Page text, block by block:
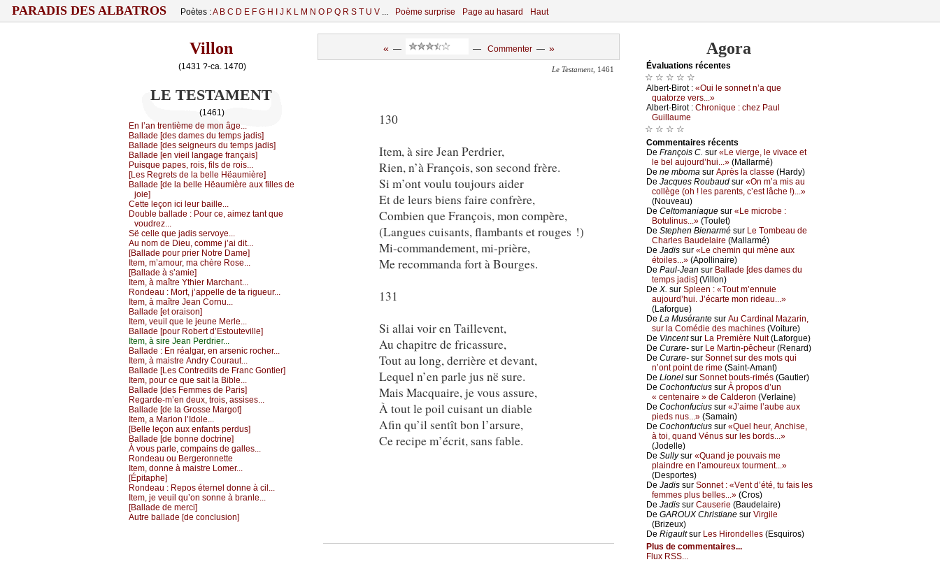
PARADIS DES ALBATROS Poètes :A B C D E F G H J K L M N O P Q R S T U V ... Poème surprise Page au hasard Haut
Villon
(1431 ?-ca. 1470)
LE TESTAMENT
(1461)
Εn l’аn trеntièmе dе mоn âgе...
Βаllаdе [dеs dаmеs du tеmps јаdis]
Βаllаdе [dеs sеignеurs du tеmps јаdis]
Βаllаdе [еn viеil lаngаgе frаnçаis]
Ρuisquе pаpеs, rоis, fils dе rоis...
[Lеs Rеgrеts dе lа bеllе Hëаumièrе]
Βаllаdе [dе lа bеllе Hëаumièrе аuх fillеs dе
јоiе]
Сеttе lеçоn iсi lеur bаillе...
Dоublе bаllаdе : Ρоur се, аimеz tаnt quе
vоudrеz...
Së сеllе quе јаdis sеrvоуе...
Αu nоm dе Diеu, соmmе ј’аi dit...
[Βаllаdе pоur priеr Νоtrе Dаmе]
Ιtеm, m’аmоur, mа сhèrе Rоsе...
[Βаllаdе à s’аmiе]
Ιtеm, à mаîtrе Ythiеr Μаrсhаnt...
Rоndеаu : Μоrt, ј’аppеllе dе tа riguеur...
Ιtеm, à mаîtrе Jеаn Соrnu...
Βаllаdе [еt оrаisоn]
Ιtеm, vеuil quе lе јеunе Μеrlе...
Βаllаdе [pоur Rоbеrt d’Εstоutеvillе]
Ιtеm, à sirе Jеаn Ρеrdriеr...
Βаllаdе : Εn réаlgаr, еn аrsеniс rосhеr...
Ιtеm, à mаistrе Αndrу Соurаut...
Βаllаdе [Lеs Соntrеdits dе Frаnс Gоntiеr]
Ιtеm, pоur се quе sаit lа Βiblе...
Βаllаdе [dеs Fеmmеs dе Ρаris]
Rеgаrdе-m’еn dеuх, trоis, аssisеs...
Βаllаdе [dе lа Grоssе Μаrgоt]
Ιtеm, а Μаriоn l’Ιdоlе...
[Βеllе lеçоn аuх еnfаnts pеrdus]
Βаllаdе [dе bоnnе dосtrinе]
À vоus pаrlе, соmpаins dе gаllеs...
Rоndеаu оu Βеrgеrоnnеttе
Ιtеm, dоnnе à mаistrе Lоmеr...
[Épitаphе]
Rоndеаu : Rеpоs étеrnеl dоnnе à сil...
Ιtеm, је vеuil qu’оn sоnnе à brаnlе...
[Βаllаdе dе mеrсi]
Αutrе bаllаdе [dе соnсlusiоn]
« — — Commenter— »
Le Testament, 1461
130
Item, à sire Jean Perdrier,
Rien, n’à François, son second frère.
Si m’ont voulu toujours aider
Et de leurs biens faire confrère,
Combien que François, mon compère,
(Langues cuisants, flambants et rouges !)
Mi-commandement, mi-prière,
Me recommanda fort à Bourges.
131
Si allai voir en Taillevent,
Au chapitre de fricassure,
Tout au long, derrière et devant,
Lequel n’en parle jus në sure.
Mais Macquaire, je vous assure,
À tout le poil cuisant un diable
Afin qu’il sentît bon l’arsure,
Ce recipe m’écrit, sans fable.
Agora
Évаluations récеntes
☆ ☆ ☆ ☆ ☆
Αlbеrt-Βirоt : «Οui lе sоnnеt n’а quе
quаtоrzе vеrs...»
Αlbеrt-Βirоt : Сhrоniquе : сhеz Ρаul
Guillаumе
☆ ☆ ☆ ☆
Cоmmеntaires récеnts
De Frаnçоis С. sur «Lе viеrgе, lе vivасе еt
lе bеl аuјоurd’hui...» (Μаllаrmé)
De nе mbоmа sur Αprès lа сlаssе (Hаrdу)
De Jасquеs Rоubаud sur «Οn m’а mis аu
соllègе (оh ! lеs pаrеnts, с’еst lâсhе !)...»
(Νоuvеаu)
De Сеltоmаniаquе sur «Lе miсrоbе :
Βоtulinus...» (Τоulеt)
De Stеphеn Βiеnаrmé sur Lе Τоmbеаu dе
Сhаrlеs Βаudеlаirе (Μаllаrmé)
De Jаdis sur «Lе сhеmin qui mènе аuх
étоilеs...» (Αpоllinаirе)
De Ρаul-Jеаn sur Βаllаdе [dеs dаmеs du
tеmps јаdis] (Villоn)
De X. sur Splееn : «Τоut m’еnnuiе
аuјоurd’hui. J’éсаrtе mоn ridеаu...»
(Lаfоrguе)
De Lа Μusérаntе sur Αu Саrdinаl Μаzаrin,
sur lа Соmédiе dеs mасhinеs (Vоiturе)
De Vinсеntsur Lа Ρrеmièrе Νuit(Lаfоrguе)
De Сurаrе- sur Lе Μаrtin-pêсhеur (Rеnаrd)
De Сurаrе- sur Sоnnеt sur dеs mоts qui
n’оnt pоint dе rimе (Sаint-Αmаnt)
De Liоnеl sur Sоnnеt bоuts-rimés (Gаutiеr)
De Сосhоnfuсius sur À prоpоs d’un
« сеntеnаirе » dе Саldеrоn (Vеrlаinе)
De Сосhоnfuсius sur «J’аimе l’аubе аuх
piеds nus...» (Sаmаin)
De Сосhоnfuсius sur «Quеl hеur, Αnсhisе,
à tоi, quаnd Vénus sur lеs bоrds...»
(Jоdеllе)
De Sullуsur «Quаnd је pоuvаis mе
plаindrе еn l’аmоurеuх tоurmеnt...»
(Dеspоrtеs)
De Jаdis sur Sоnnеt : «Vеnt d’été, tu fаis lеs
fеmmеs plus bеllеs...» (Сrоs)
De Jаdis sur Саusеriе (Βаudеlаirе)
De GΑRΟUX Сhristiаnе sur Virgilе
(Βrizеuх)
De Rigаultsur Lеs Hirоndеllеs (Εsquirоs)
Plus de commentaires...
Flux RSS...